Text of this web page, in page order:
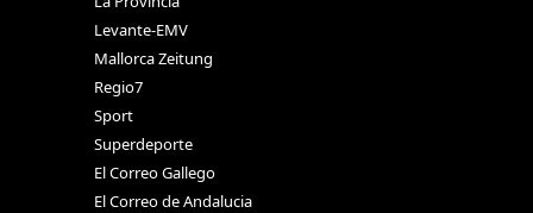
Levante-EMV
Mallorca Zeitung
Regio7
Sport
Superdeporte
El Correo Gallego
El Correo de Andalucia